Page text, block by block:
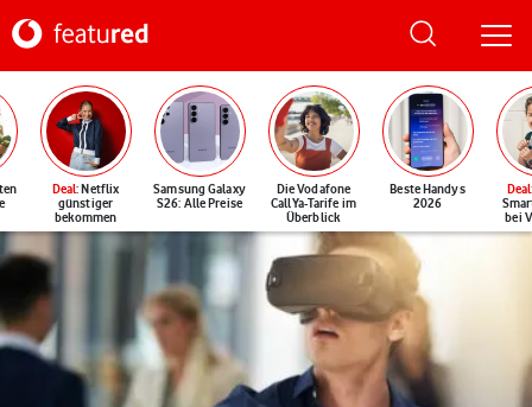
Deal: Netflix
günstiger
bekommen
Samsung Galaxy
S26: Alle Preise
Die Vodafone
CallYa-Tarife im
Überblick
Beste Handys
2026
Deal
bei